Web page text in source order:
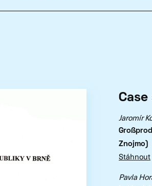
Jaromír
Znojmo)
Stáhnout
Pavla